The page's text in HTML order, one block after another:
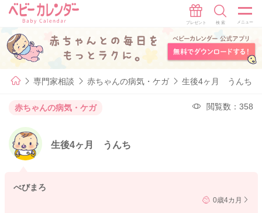
専門家相談 赤ちゃんの病気・ケガ 生後4ヶ月 うんち
赤ちゃんの病気・ケガ 閲覧数：358
生後4ヶ月 うんち
べびまろ
0歳4カ月